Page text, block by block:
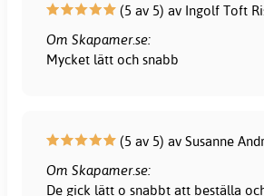
(5 av 5) av Ingolf Toft
Om Skapamer.se:
Mycket lätt och snabb
(5 av 5) av Susanne
Om Skapamer.se:
De gick lätt o snabbt att beställa